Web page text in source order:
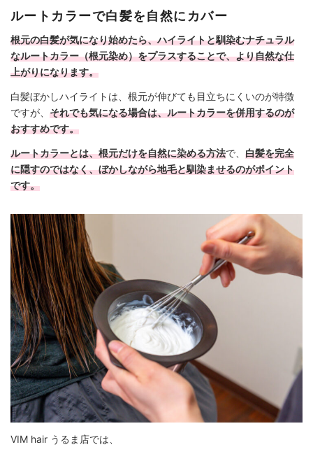
ルートカラーで白髪を自然にカバー
根元の白髪が気になり始めたら、ハイライトと馴染むナチュラル
なルートカラー（根元染め）をプラスすることで、より自然な仕
上がりになります。
白髪ぼかしハイライトは、根元が伸びても目立ちにくいのが特徴
ですが、 それでも気になる場合は、ルートカラーを併用するのが
おすすめです。
ルートカラーとは、根元だけを自然に染める方法で、 白髪を完全
に隠すのではなく、ぼかしながら地毛と馴染ませるのがポイント
です。
VIM hair うるま店では、